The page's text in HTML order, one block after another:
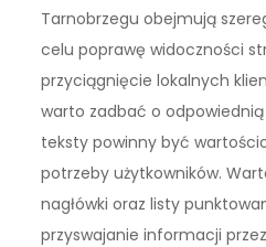
Tarnobrzegu obejmują
celu poprawę widoczności
przyciągnięcie lokalnych
warto zadbać o
teksty powinny być
potrzeby użytkowników.
nagłówki oraz listy
przyswajanie informacji